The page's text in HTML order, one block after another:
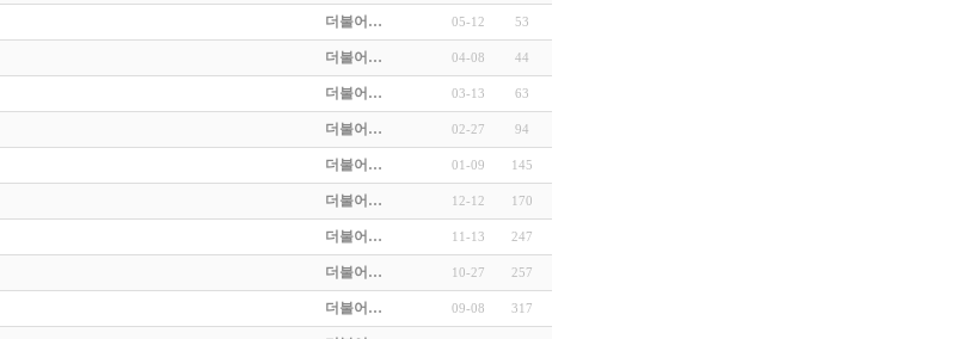
더불어… 05-12 53
더불어… 04-08 44
더불어… 03-13 63
더불어… 02-27 94
더불어… 01-09 145
더불어… 12-12 170
더불어… 11-13 247
더불어… 10-27 257
더불어… 09-08 317